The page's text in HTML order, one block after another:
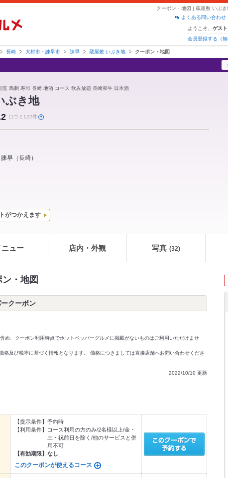
クーポン・地図 | 蔵屋敷 いぶ
よくある問い合わせ
ようこそ、 ゲスト
会員登録する（無
長崎 大村市・諫早市 諫早 蔵屋敷 いぶき地 クーポン・地図
烹 馬刺 寿司 長崎 地酒 コース 飲み放題 長崎和牛 日本酒
き地
口コミ122件
諫早 （長崎）
がつかえます
ニュー 店内・外観 写真 (32)
・地図
クーポン
め、クーポン利用時点でホットペッパーグルメに掲載がないものはご利用いただけませ
及び税率に基づく情報となります。 価格につきましては直接店舗へお問い合わせくださ
2022/10/10 更新
【提示条件】 予約時
【利用条件】
コース利用の方のみ/2名様以上/金・
土・祝前日を除く/他のサービスと併
用不可
【有効期限】 なし
このクーポンが使えるコース